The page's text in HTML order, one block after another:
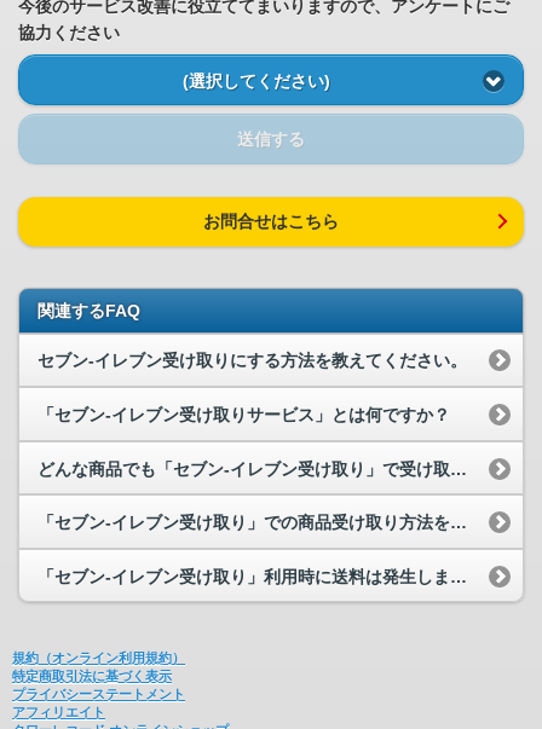
今後のサービス改善に役立ててまいりますので、アンケートにご
協力ください
(選択してください)
送信する
お問合せはこちら
関連するFAQ
セブン-イレブン受け取りにする方法を教えてください。
「セブン-イレブン受け取りサービス」とは何ですか？
どんな商品でも「セブン-イレブン受け取り」で受け取れますか？
「セブン-イレブン受け取り」での商品受け取り方法を教えてください。
「セブン-イレブン受け取り」利用時に送料は発生しますか？
規約（オンライン利用規約）
特定商取引法に基づく表示
プライバシーステートメント
アフィリエイト